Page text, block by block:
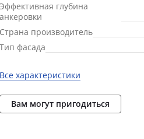
Эффективная глубина
анкеровки
Страна производитель
Тип фасада
Все характеристики
Вам могут пригодиться